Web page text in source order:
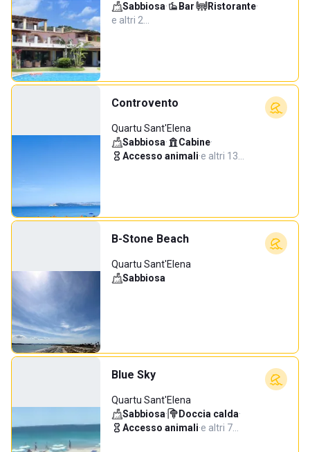
Sabbiosa· Bar· Ristorante·
e altri 2…
Controvento
Quartu Sant'Elena
Sabbiosa· Cabine·
Accesso animali·e altri 13…
B-Stone Beach
Quartu Sant'Elena
Sabbiosa
Blue Sky
Quartu Sant'Elena
Sabbiosa· Doccia calda·
Accesso animali·e altri 7…